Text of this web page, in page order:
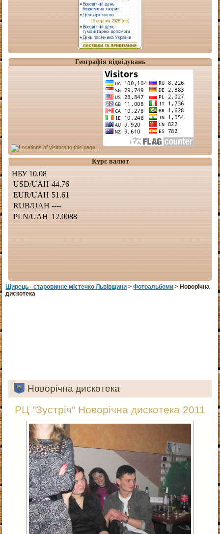
Географія відвідувань
Курс валют
Щирець - старовинне мiстечко Львiвщини >Фотоальбоми > Новорічна
дискотека
Новорічна дискотека
РЦ "Зустріч" Новорічна дискотека 2011